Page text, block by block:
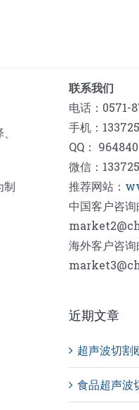
制
联系我们
电话：0571-
手机：
QQ：
微信：
推荐网站：
中国客户咨询
海外客户咨询
近期文章
超声波切割
食品超声波